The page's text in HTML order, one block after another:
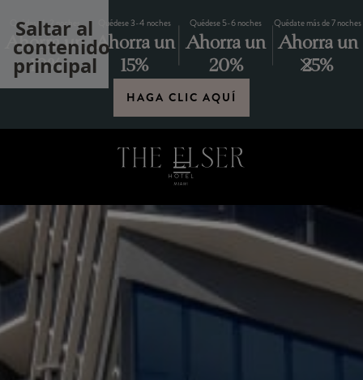
Saltar al
contenido
principal
Quédese 1-2 noches
Ahorra un
10%
Quédese 3-4 noches
Ahorra un
15%
Quédese 5-6 noches
Ahorra un
20%
Quédate más de 7 noches
Ahorra un
25%
HAGA CLIC AQUÍ